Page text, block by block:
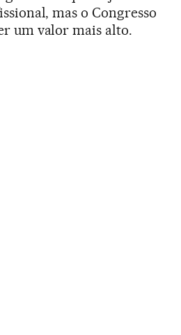
mas o Congresso
um valor mais alto.